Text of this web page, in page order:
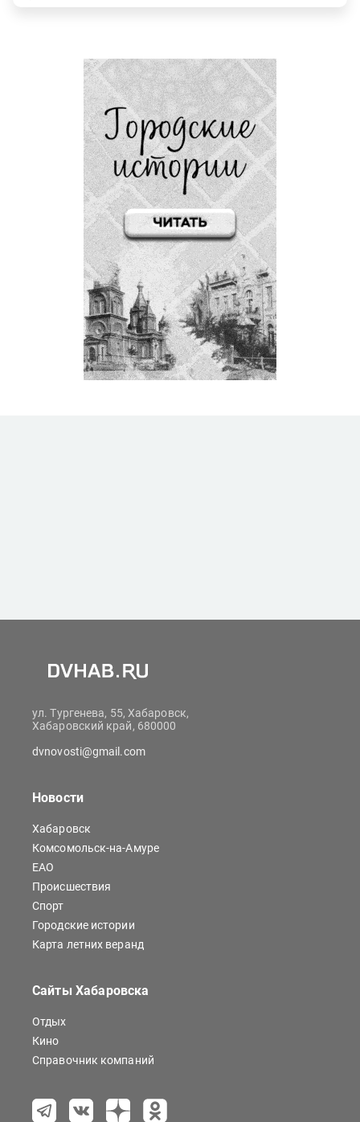
ул. Тургенева, 55, Хабаровск,
Хабаровский край, 680000
dvnovosti@gmail.com
Новости
Хабаровск
Комсомольск-на-Амуре
ЕАО
Происшествия
Спорт
Городские истории
Карта летних веранд
Сайты Хабаровска
Отдых
Кино
Справочник компаний